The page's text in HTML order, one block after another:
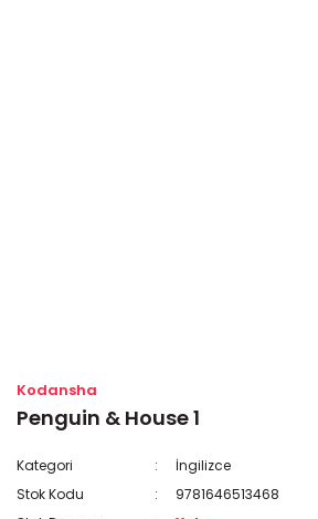
Kodansha
Penguin & House 1
Kategori
İngilizce
Stok Kodu
9781646513468